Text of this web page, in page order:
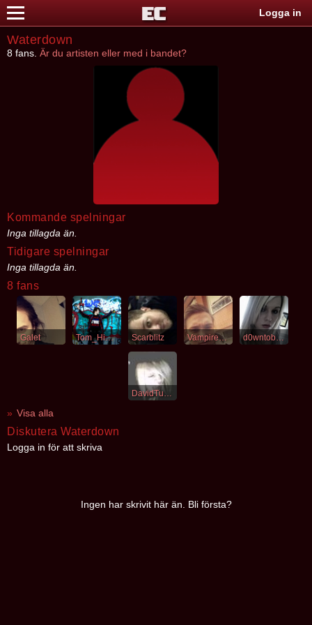
Logga in
Waterdown
8 fans. Är du artisten eller med i bandet?
Kommande spelningar
Inga tillagda än.
Tidigare spelningar
Inga tillagda än.
8 fans
Galet Tom_Himself Scarblitz VampireHeart d0wntobusiness
DavidTulles
Visa alla
Diskutera Waterdown
Logga in för att skriva
Ingen har skrivit här än. Bli första?